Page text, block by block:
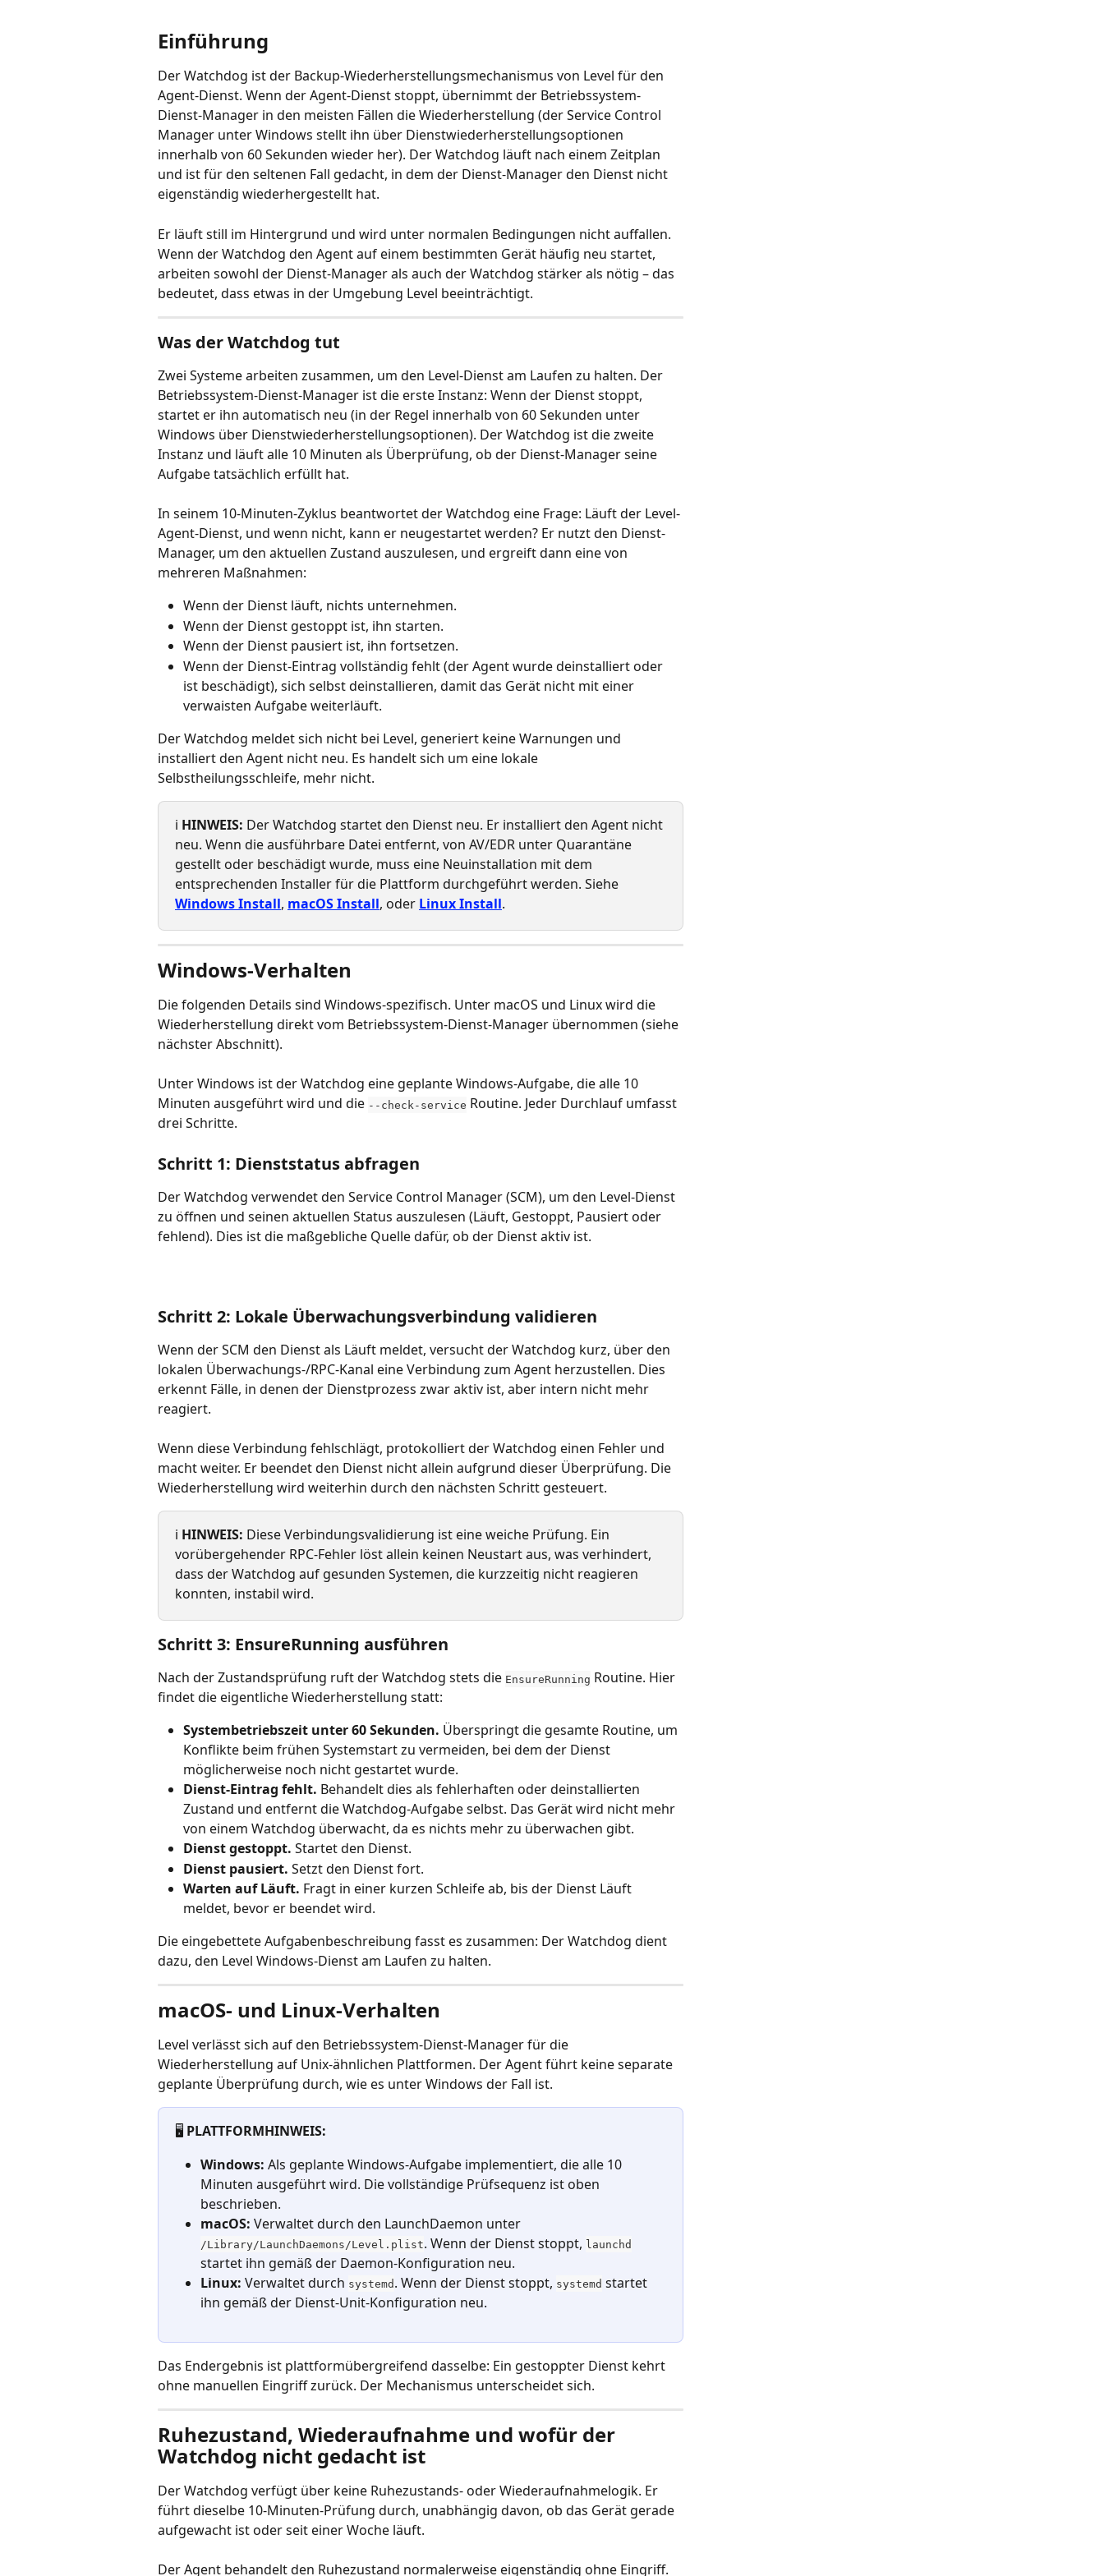
Einführung
Der Watchdog ist der Backup-Wiederherstellungsmechanismus von Level für den
Agent-Dienst. Wenn der Agent-Dienst stoppt, übernimmt der Betriebssystem-
Dienst-Manager in den meisten Fällen die Wiederherstellung (der Service Control
Manager unter Windows stellt ihn über Dienstwiederherstellungsoptionen
innerhalb von 60 Sekunden wieder her). Der Watchdog läuft nach einem Zeitplan
und ist für den seltenen Fall gedacht, in dem der Dienst-Manager den Dienst nicht
eigenständig wiederhergestellt hat.
Er läuft still im Hintergrund und wird unter normalen Bedingungen nicht auffallen.
Wenn der Watchdog den Agent auf einem bestimmten Gerät häufig neu startet,
arbeiten sowohl der Dienst-Manager als auch der Watchdog stärker als nötig – das
bedeutet, dass etwas in der Umgebung Level beeinträchtigt.
Was der Watchdog tut
Zwei Systeme arbeiten zusammen, um den Level-Dienst am Laufen zu halten. Der
Betriebssystem-Dienst-Manager ist die erste Instanz: Wenn der Dienst stoppt,
startet er ihn automatisch neu (in der Regel innerhalb von 60 Sekunden unter
Windows über Dienstwiederherstellungsoptionen). Der Watchdog ist die zweite
Instanz und läuft alle 10 Minuten als Überprüfung, ob der Dienst-Manager seine
Aufgabe tatsächlich erfüllt hat.
In seinem 10-Minuten-Zyklus beantwortet der Watchdog eine Frage: Läuft der Level-
Agent-Dienst, und wenn nicht, kann er neugestartet werden? Er nutzt den Dienst-
Manager, um den aktuellen Zustand auszulesen, und ergreift dann eine von
mehreren Maßnahmen:
Wenn der Dienst läuft, nichts unternehmen.
Wenn der Dienst gestoppt ist, ihn starten.
Wenn der Dienst pausiert ist, ihn fortsetzen.
Wenn der Dienst-Eintrag vollständig fehlt (der Agent wurde deinstalliert oder
ist beschädigt), sich selbst deinstallieren, damit das Gerät nicht mit einer
verwaisten Aufgabe weiterläuft.
Der Watchdog meldet sich nicht bei Level, generiert keine Warnungen und
installiert den Agent nicht neu. Es handelt sich um eine lokale
Selbstheilungsschleife, mehr nicht.
ℹ️ HINWEIS: Der Watchdog startet den Dienst neu. Er installiert den Agent nicht
neu. Wenn die ausführbare Datei entfernt, von AV/EDR unter Quarantäne
gestellt oder beschädigt wurde, muss eine Neuinstallation mit dem
entsprechenden Installer für die Plattform durchgeführt werden. Siehe
Windows Install, macOS Install, oder Linux Install.
Windows-Verhalten
Die folgenden Details sind Windows-spezifisch. Unter macOS und Linux wird die
Wiederherstellung direkt vom Betriebssystem-Dienst-Manager übernommen (siehe
nächster Abschnitt).
Unter Windows ist der Watchdog eine geplante Windows-Aufgabe, die alle 10
Minuten ausgeführt wird und die --check-service Routine. Jeder Durchlauf umfasst
drei Schritte.
Schritt 1: Dienststatus abfragen
Der Watchdog verwendet den Service Control Manager (SCM), um den Level-Dienst
zu öffnen und seinen aktuellen Status auszulesen (Läuft, Gestoppt, Pausiert oder
fehlend). Dies ist die maßgebliche Quelle dafür, ob der Dienst aktiv ist.
Schritt 2: Lokale Überwachungsverbindung validieren
Wenn der SCM den Dienst als Läuft meldet, versucht der Watchdog kurz, über den
lokalen Überwachungs-/RPC-Kanal eine Verbindung zum Agent herzustellen. Dies
erkennt Fälle, in denen der Dienstprozess zwar aktiv ist, aber intern nicht mehr
reagiert.
Wenn diese Verbindung fehlschlägt, protokolliert der Watchdog einen Fehler und
macht weiter. Er beendet den Dienst nicht allein aufgrund dieser Überprüfung. Die
Wiederherstellung wird weiterhin durch den nächsten Schritt gesteuert.
ℹ️ HINWEIS: Diese Verbindungsvalidierung ist eine weiche Prüfung. Ein
vorübergehender RPC-Fehler löst allein keinen Neustart aus, was verhindert,
dass der Watchdog auf gesunden Systemen, die kurzzeitig nicht reagieren
konnten, instabil wird.
Schritt 3: EnsureRunning ausführen
Nach der Zustandsprüfung ruft der Watchdog stets die EnsureRunning Routine. Hier
findet die eigentliche Wiederherstellung statt:
Systembetriebszeit unter 60 Sekunden. Überspringt die gesamte Routine, um
Konflikte beim frühen Systemstart zu vermeiden, bei dem der Dienst
möglicherweise noch nicht gestartet wurde.
Dienst-Eintrag fehlt. Behandelt dies als fehlerhaften oder deinstallierten
Zustand und entfernt die Watchdog-Aufgabe selbst. Das Gerät wird nicht mehr
von einem Watchdog überwacht, da es nichts mehr zu überwachen gibt.
Dienst gestoppt. Startet den Dienst.
Dienst pausiert. Setzt den Dienst fort.
Warten auf Läuft. Fragt in einer kurzen Schleife ab, bis der Dienst Läuft
meldet, bevor er beendet wird.
Die eingebettete Aufgabenbeschreibung fasst es zusammen: Der Watchdog dient
dazu, den Level Windows-Dienst am Laufen zu halten.
macOS- und Linux-Verhalten
Level verlässt sich auf den Betriebssystem-Dienst-Manager für die
Wiederherstellung auf Unix-ähnlichen Plattformen. Der Agent führt keine separate
geplante Überprüfung durch, wie es unter Windows der Fall ist.
🖥️ PLATTFORMHINWEIS:
Windows: Als geplante Windows-Aufgabe implementiert, die alle 10
Minuten ausgeführt wird. Die vollständige Prüfsequenz ist oben
beschrieben.
macOS: Verwaltet durch den LaunchDaemon unter
/Library/LaunchDaemons/Level.plist. Wenn der Dienst stoppt, launchd
startet ihn gemäß der Daemon-Konfiguration neu.
Linux: Verwaltet durch systemd . Wenn der Dienst stoppt, systemd startet
ihn gemäß der Dienst-Unit-Konfiguration neu.
Das Endergebnis ist plattformübergreifend dasselbe: Ein gestoppter Dienst kehrt
ohne manuellen Eingriff zurück. Der Mechanismus unterscheidet sich.
Ruhezustand, Wiederaufnahme und wofür der
Watchdog nicht gedacht ist
Der Watchdog verfügt über keine Ruhezustands- oder Wiederaufnahmelogik. Er
führt dieselbe 10-Minuten-Prüfung durch, unabhängig davon, ob das Gerät gerade
aufgewacht ist oder seit einer Woche läuft.
Der Agent behandelt den Ruhezustand normalerweise eigenständig ohne Eingriff.